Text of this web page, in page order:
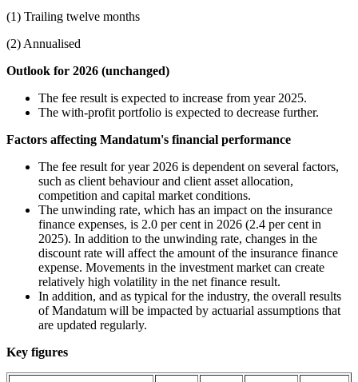
(1) Trailing twelve months
(2) Annualised
Outlook for 2026 (unchanged)
The fee result is expected to increase from year 2025.
The with-profit portfolio is expected to decrease further.
Factors affecting Mandatum's financial performance
The fee result for year 2026 is dependent on several factors,
such as client behaviour and client asset allocation,
competition and capital market conditions.
The unwinding rate, which has an impact on the insurance
finance expenses, is 2.0 per cent in 2026 (2.4 per cent in
2025). In addition to the unwinding rate, changes in the
discount rate will affect the amount of the insurance finance
expense. Movements in the investment market can create
relatively high volatility in the net finance result.
In addition, and as typical for the industry, the overall results
of Mandatum will be impacted by actuarial assumptions that
are updated regularly.
Key figures